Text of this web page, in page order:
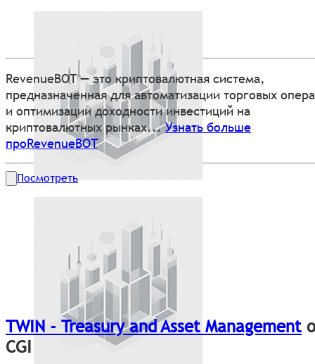
RevenueBOT — это криптовалютная система,
предназначенная для автоматизации торговых
и оптимизации доходности инвестиций на
криптовалютных рынках...Узнать больше
проRevenueBOT
Посмотреть
TWIN - Treasury and Asset Management
CGI